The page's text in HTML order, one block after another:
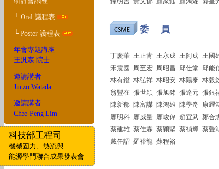
└ Oral 議程表
└ Poster 議程表
年會專題講座
王汎森 院士
邀請講者
Junzo Watada
邀請講者
Chee-Peng Lim
科技部工程司
機械固力、熱流與
能源學門聯合成果發表會
委 員
丁慶華 王正青 王永成 王阿成 王
宋震國 周至宏 周昭昌 邱仕堂 邱
林有鎰 林弘祥 林昭安 林陽泰 林
翁豐在 張世穎 張旭銘 張達元 張
陳新郁 陳富謀 陳鴻雄 陳學奇 康
廖明科 廖威量 廖峻偉 趙宜武 鄭
蔡建雄 蔡佳霖 蔡穎堅 蔡禎輝 蔡
戴任詔 羅裕龍 蘇程裕